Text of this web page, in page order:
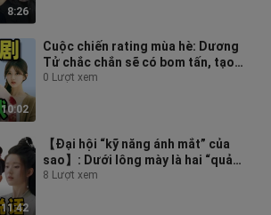
8:26
10:02
Cuộc chiến rating mùa hè: Dương
Tử chắc chắn sẽ có bom tấn, tạo
hình của Tiêu Chiến gây sốt khắp
0 Lượt xem
11:42
【Đại hội “kỹ năng ánh mắt” của
sao】: Dưới lông mày là hai “quả
trứng”, chỉ biết trợn mắt, đờ người
8 Lượt xem